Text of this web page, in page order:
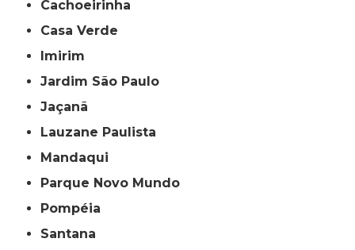
Cachoeirinha
Casa Verde
Imirim
Jardim São Paulo
Jaçanã
Lauzane Paulista
Mandaqui
Parque Novo Mundo
Pompéia
Santana